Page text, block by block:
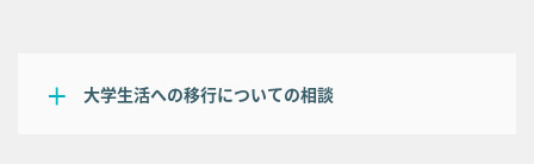
大学生活への移行についての相談